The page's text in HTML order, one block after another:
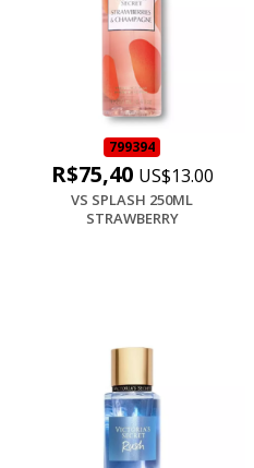
799394
R$75,40 US$13.00
VS SPLASH 250ML
STRAWBERRY